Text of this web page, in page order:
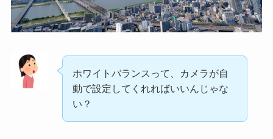
ホワイトバランスって、カメラが自
動で設定してくれればいいんじゃな
い？